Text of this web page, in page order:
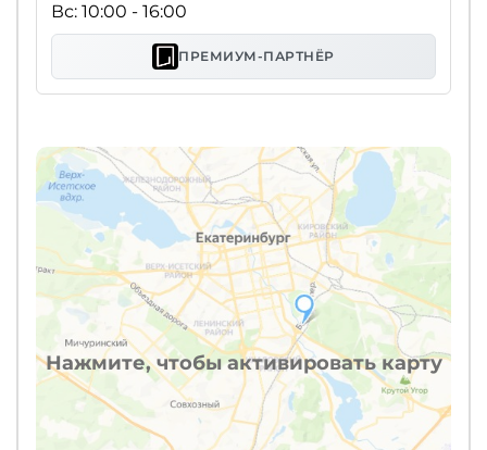
Нажмите, чтобы активировать карту
Вс: 10:00 - 16:00
ПРЕМИУМ-ПАРТНЁР